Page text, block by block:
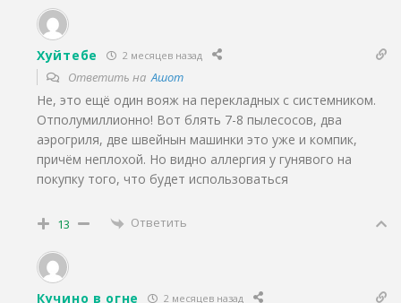
Хуйтебе 2 месяцев назад
Ответить наАшот
Не, это ещё один вояж на перекладных с системником.
Отполумиллионно! Вот блять 7-8 пылесосов, два
аэрогриля, две швейнын машинки это уже и компик,
причём неплохой. Но видно аллергия у гунявого на
покупку того, что будет использоваться
13 Ответить
Кучино в огне 2 месяцев назад